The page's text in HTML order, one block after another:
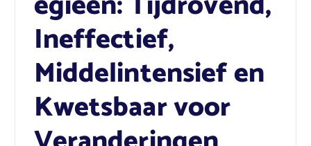
Ineffectief,
Middelintensief en
Kwetsbaar voor